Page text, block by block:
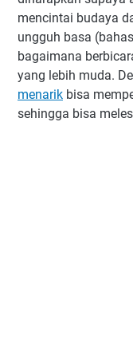
mencintai budaya
ungguh basa
bagaimana
yang lebih muda.
menarik bisa
sehingga bisa